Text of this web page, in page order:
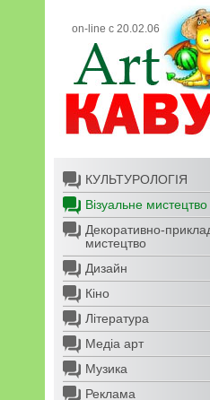
on-line с 20.02.06
КУЛЬТУРОЛОГІЯ
Візуальне мистецтво
Декоративно-
мистецтво
Дизайн
Кіно
Література
Медіа арт
Музика
Реклама